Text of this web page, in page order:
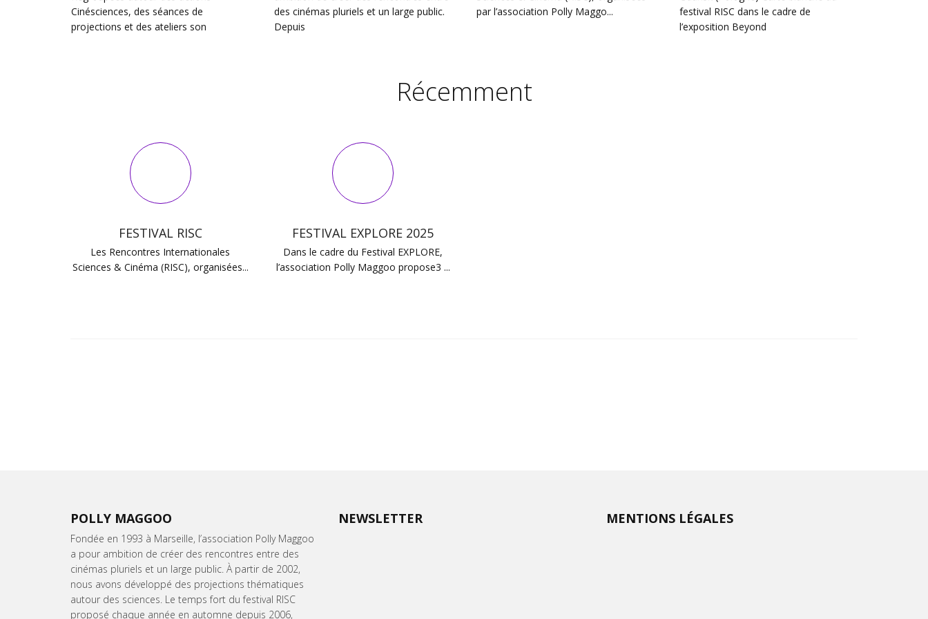
Cinésciences, des séances de
projections et des ateliers son
des cinémas pluriels et un large public.
Depuis
par l’association Polly Maggo...
festival RISC dans le cadre de
l’exposition Beyond
Récemment
FESTIVAL RISC
Les Rencontres Internationales
Sciences & Cinéma (RISC), organisées...
FESTIVAL EXPLORE 2025
Dans le cadre du Festival EXPLORE,
l’association Polly Maggoo propose3 ...
POLLY MAGGOO
Fondée en 1993 à Marseille, l’association Polly Maggoo
a pour ambition de créer des rencontres entre des
cinémas pluriels et un large public. À partir de 2002,
nous avons développé des projections thématiques
autour des sciences. Le temps fort du festival RISC
proposé chaque année en automne depuis 2006,
NEWSLETTER MENTIONS LÉGALES